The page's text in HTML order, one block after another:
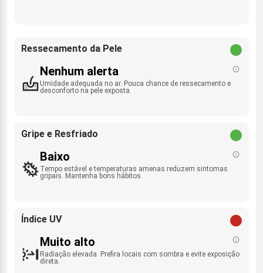
Ressecamento da Pele
Nenhum alerta
Umidade adequada no ar. Pouca chance de ressecamento e
desconforto na pele exposta.
Gripe e Resfriado
Baixo
Tempo estável e temperaturas amenas reduzem sintomas
gripais. Mantenha bons hábitos.
Índice UV
Muito alto
Radiação elevada. Prefira locais com sombra e evite exposição
direta.